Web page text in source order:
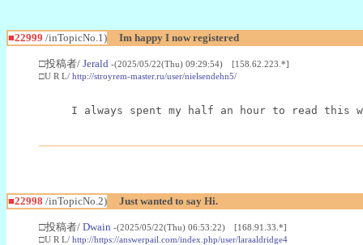
■22999 /inTopicNo.1) Im happy I now registered
□投稿者/ Jerald -(2025/05/22(Thu) 09:29:54) [158.62.223.*]
□U R L/ http://stroyrem-master.ru/user/nielsendehn5/
I always spent my half an hour to read
■22998 /inTopicNo.2) Just wanted to say Hi.
□投稿者/ Dwain -(2025/05/22(Thu) 06:53:22) [168.91.33.*]
□U R L/ http://https://answerpail.com/index.php/user/laraaldridge4